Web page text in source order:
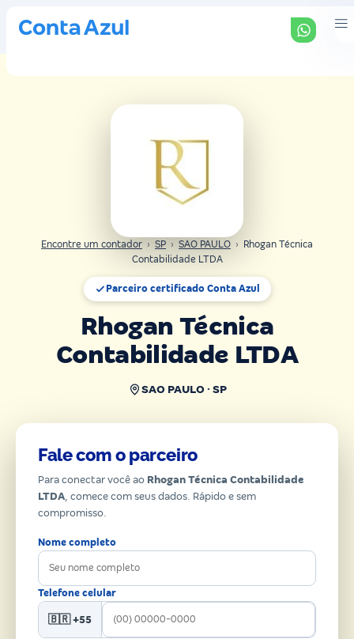
Encontre um contador › SP › SAO PAULO ›
Rhogan Técnica
Contabilidade LTDA
Parceiro certificado Conta Azul
Rhogan Técnica
Contabilidade LTDA
SAO PAULO · SP
Fale com o parceiro
Para conectar você ao Rhogan Técnica Contabilidade
LTDA, comece com seus dados. Rápido e sem
compromisso.
Nome completo
Telefone celular
🇧🇷 +55